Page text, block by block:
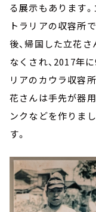
る展示もあります
トラリアの収容所
後、帰国した立花
なくされ、2017年
リアのカウラ収容
花さんは手先が器
ンクなどを作りま
す。